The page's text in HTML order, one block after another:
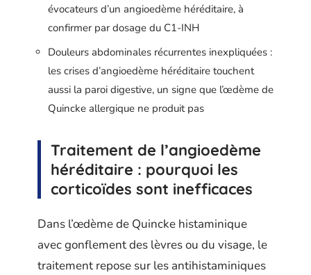
évocateurs d’un angioedème héréditaire, à
confirmer par dosage du C1-INH
Douleurs abdominales récurrentes inexpliquées :
les crises d’angioedème héréditaire touchent
aussi la paroi digestive, un signe que l’œdème de
Quincke allergique ne produit pas
Traitement de l’angioedème
héréditaire : pourquoi les
corticoïdes sont inefficaces
Dans l’œdème de Quincke histaminique
avec gonflement des lèvres ou du visage, le
traitement repose sur les antihistaminiques